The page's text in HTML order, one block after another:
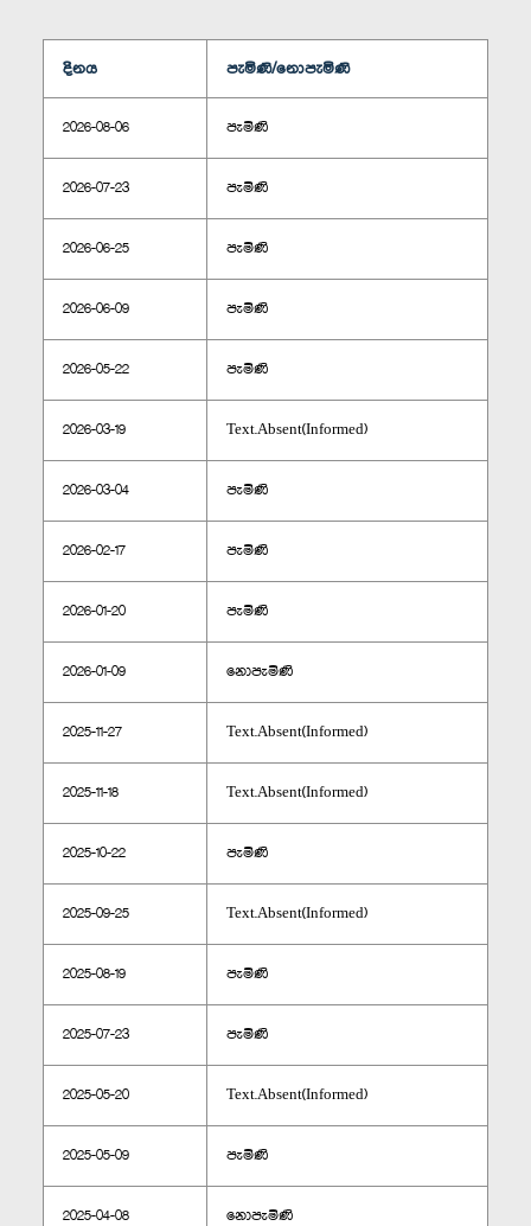
දිනය පැමිණි/නොපැමිණි
2026-08-06 පැමිණි
2026-07-23 පැමිණි
2026-06-25 පැමිණි
2026-06-09 පැමිණි
2026-05-22 පැමිණි
2026-03-19 Text.Absent(Informed)
2026-03-04 පැමිණි
2026-02-17 පැමිණි
2026-01-20 පැමිණි
2026-01-09 නොපැමිණි
2025-11-27 Text.Absent(Informed)
2025-11-18 Text.Absent(Informed)
2025-10-22 පැමිණි
2025-09-25 Text.Absent(Informed)
2025-08-19 පැමිණි
2025-07-23 පැමිණි
2025-05-20 Text.Absent(Informed)
2025-05-09 පැමිණි
2025-04-08 නොපැමිණි